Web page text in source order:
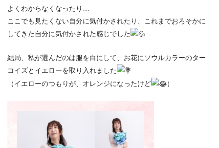
よくわからなくなったり…
ここでも見たくない自分に気付かされたり、これまでおろそかに
してきた自分に気付かされた感じでした
結局、私が選んだのは服を白にして、お花にソウルカラーのター
コイズとイエローを取り入れました
（イエローのつもりが、オレンジになったけど
）